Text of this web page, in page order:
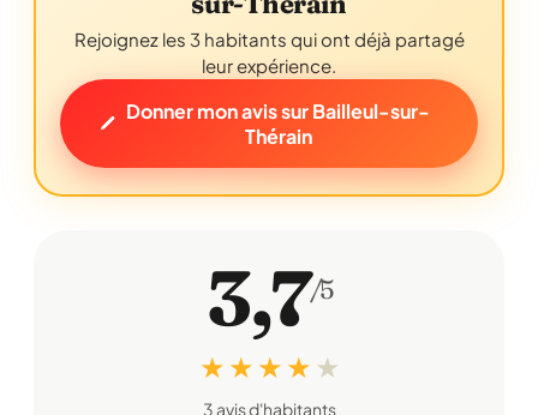
Rejoignez les 3 habitants qui ont déjà partagé
leur expérience.
Donner mon avis sur Bailleul-sur-
Thérain
3,7/5
★ ★ ★ ★ ★
3 avis d'habitants